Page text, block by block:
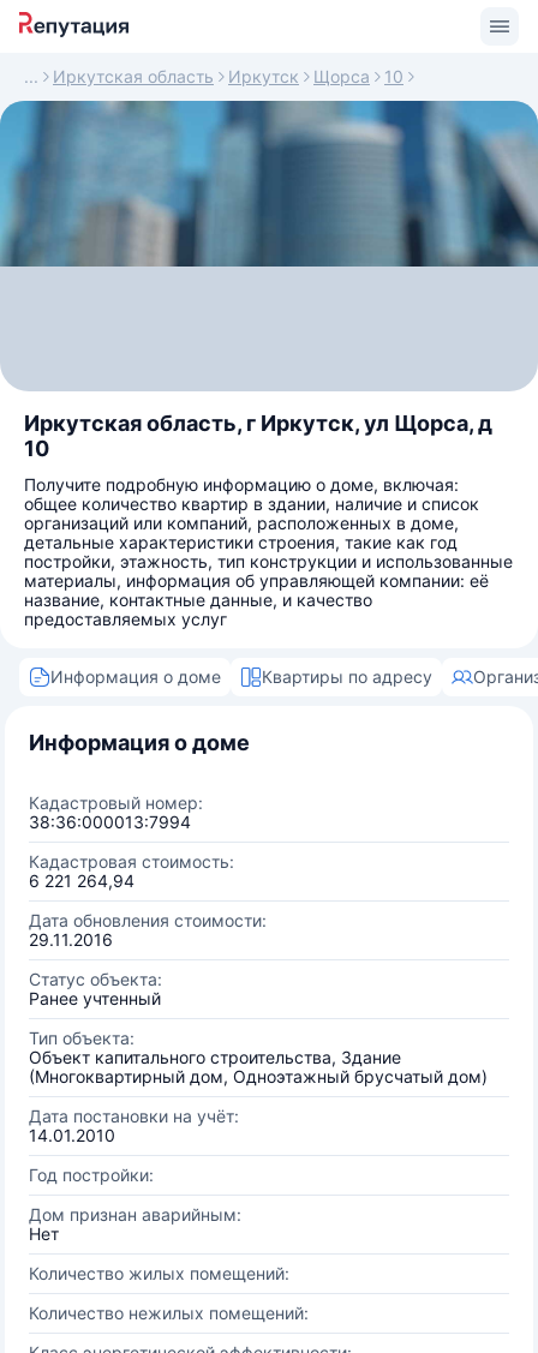
Иркутская область Иркутск Щорса 10
Иркутская область, г Иркутск, ул Щорса, д
10
Получите подробную информацию о доме, включая:
общее количество квартир в здании, наличие и список
организаций или компаний, расположенных в доме,
детальные характеристики строения, такие как год
постройки, этажность, тип конструкции и использованные
материалы, информация об управляющей компании: её
название, контактные данные, и качество
предоставляемых услуг
Информация о доме Квартиры по адресу
Информация о доме
Кадастровый номер:
38:36:000013:7994
Кадастровая стоимость:
6 221 264,94
Дата обновления стоимости:
29.11.2016
Статус объекта:
Ранее учтенный
Тип объекта:
Объект капитального строительства, Здание
(Многоквартирный дом, Одноэтажный брусчатый дом)
Дата постановки на учёт:
14.01.2010
Год постройки:
Дом признан аварийным:
Нет
Количество жилых помещений:
Количество нежилых помещений: